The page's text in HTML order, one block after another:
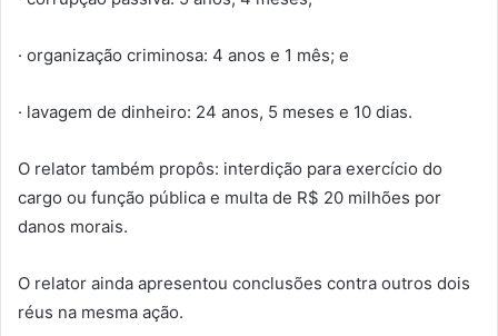
· organização criminosa: 4 anos e 1 mês; e
· lavagem de dinheiro: 24 anos, 5 meses e 10 dias.
O relator também propôs: interdição para exercício do
cargo ou função pública e multa de R$ 20 milhões por
danos morais.
O relator ainda apresentou conclusões contra outros dois
réus na mesma ação.